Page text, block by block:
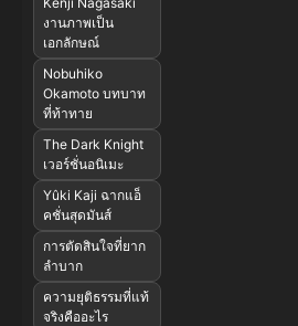
งานภาพเป็น
เอกลักษณ์
Nobuhiko
Okamoto บทบาท
ที่ท้าทาย
The Dark Knight
เวอร์ชั่นอนิเมะ
Yûki Kaji ฉากแอ็
คชั่นสุดมันส์
การตัดสินใจที่ยาก
ลำบาก
ความยุติธรรมที่แท้
จริงคืออะไร